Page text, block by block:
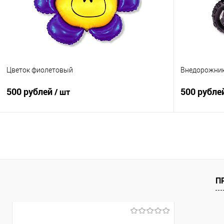
Цветок фиолетовый
500 рублей/ шт
Купить в 1 клик
Сравнение
500
Купить в 1
В